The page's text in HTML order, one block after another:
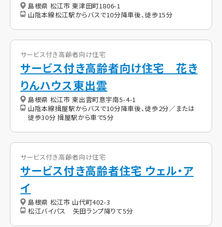
島根県 松江市 東津田町1806-1
山陰本線松江駅からバスで10分降車後、徒歩15分
サービス付き高齢者向け住宅
サービス付き高齢者向け住宅 花き
りんハウス東出雲
島根県 松江市 東出雲町意宇南5-4-1
山陰本線揖屋駅からバスで10分降車後、徒歩2分／または
徒歩30分 揖屋駅から車で5分
サービス付き高齢者向け住宅
サービス付き高齢者住宅 ウェル・ア
イ
島根県 松江市 山代町402-3
松江バイパス 矢田ランプ降りて5分